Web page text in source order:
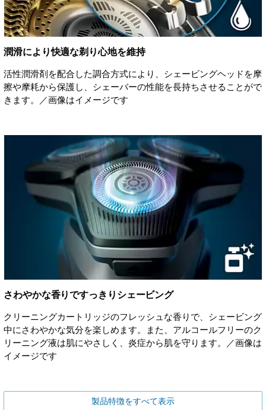
潤滑により快適な剃り心地を維持
活性潤滑剤を配合した調合方式により、シェービングヘッドを摩
擦や摩耗から保護し、シェーバーの性能を長持ちさせることがで
きます。／画像はイメージです
さわやかな香りですっきりシェービング
クリーニングカートリッジのフレッシュな香りで、シェービング
中にさわやかな気分を楽しめます。また、アルコールフリーのク
リーニング液は肌にやさしく、炎症から肌を守ります。／画像は
イメージです
製品特徴をすべて表示